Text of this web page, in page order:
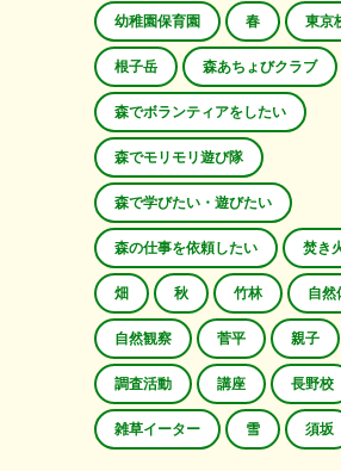
幼稚園保育園 春 東京
根子岳 森あちょびクラブ
森でボランティアをしたい
森でモリモリ遊び隊
森で学びたい・遊びたい
森の仕事を依頼したい 焚き
畑 秋 竹林 自然
自然観察 菅平 親子
調査活動 講座 長野校
雑草イーター 雪 須坂